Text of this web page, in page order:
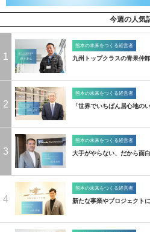
今週の人気
1
熊本の未来をつくる経営者
九州トップクラスの青果仲
2
熊本の未来をつくる経営者
「世界でいちばん居心地の
3
熊本の未来をつくる経営者
大手がやらない、だから面
4
熊本の未来をつくる経営者
新たな事業やプロジェクト